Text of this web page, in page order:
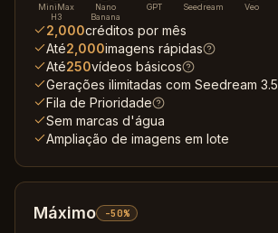
MiniMax
H3
Nano
Banana
GPT Seedream Veo
2,000créditos por mês
Até2,000imagens rápidas
Até250vídeos básicos
Gerações ilimitadas com Seedream 3.5
Fila de Prioridade
Sem marcas d'água
Ampliação de imagens em lote
Máximo -50%